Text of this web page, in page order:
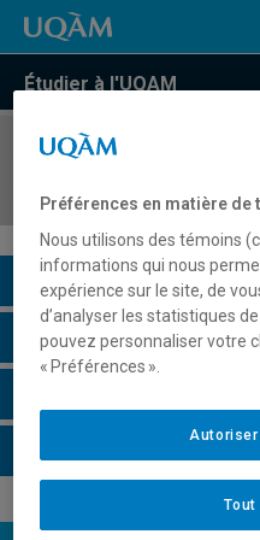
Étudier à l'UQAM
COURS//
Description du cours
Horaire - Été 2026
Préférences en matière de
Nous utilisons des témoins
informations qui nous
expérience sur le site, de
d’analyser les statistiques
pouvez personnaliser votre
« Préférences ».